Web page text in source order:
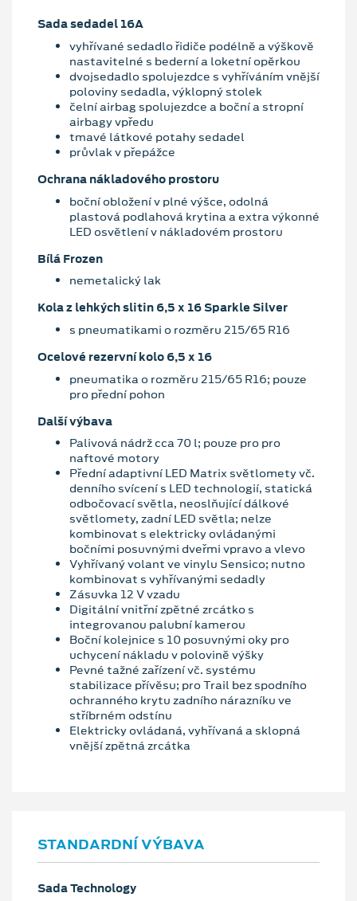
Sada sedadel 16A
vyhřívané sedadlo řidiče podélně a výškově
nastavitelné s bederní a loketní opěrkou
dvojsedadlo spolujezdce s vyhříváním vnější
poloviny sedadla, výklopný stolek
čelní airbag spolujezdce a boční a stropní
airbagy vpředu
tmavé látkové potahy sedadel
průvlak v přepážce
Ochrana nákladového prostoru
boční obložení v plné výšce, odolná
plastová podlahová krytina a extra výkonné
LED osvětlení v nákladovém prostoru
Bílá Frozen
nemetalický lak
Kola z lehkých slitin 6,5 x 16 Sparkle Silver
s pneumatikami o rozměru 215/65 R16
Ocelové rezervní kolo 6,5 x 16
pneumatika o rozměru 215/65 R16; pouze
pro přední pohon
Další výbava
Palivová nádrž cca 70 l; pouze pro pro
naftové motory
Přední adaptivní LED Matrix světlomety vč.
denního svícení s LED technologií, statická
odbočovací světla, neoslňující dálkové
světlomety, zadní LED světla; nelze
kombinovat s elektricky ovládanými
bočními posuvnými dveřmi vpravo a vlevo
Vyhřívaný volant ve vinylu Sensico; nutno
kombinovat s vyhřívanými sedadly
Zásuvka 12 V vzadu
Digitální vnitřní zpětné zrcátko s
integrovanou palubní kamerou
Boční kolejnice s 10 posuvnými oky pro
uchycení nákladu v polovině výšky
Pevné tažné zařízení vč. systému
stabilizace přívěsu; pro Trail bez spodního
ochranného krytu zadního nárazníku ve
stříbrném odstínu
Elektricky ovládaná, vyhřívaná a sklopná
vnější zpětná zrcátka
STANDARDNÍ VÝBAVA
Sada Technology